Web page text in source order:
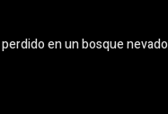
en un bosque nevado